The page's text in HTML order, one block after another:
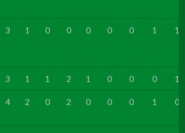
3 1 0 0 0 0 0 1 1
3 1 1 2 1 0 0 0 1
4 2 0 2 0 0 0 1 0